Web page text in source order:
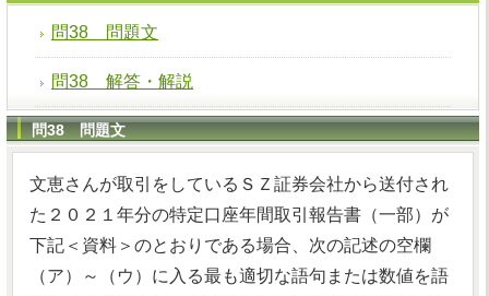
問38 問題文
問38 解答・解説
問38 問題文
文恵さんが取引をしているＳＺ証券会社から送付され
た２０２１年分の特定口座年間取引報告書（一部）が
下記＜資料＞のとおりである場合、次の記述の空欄
（ア）～（ウ）に入る最も適切な語句または数値を語